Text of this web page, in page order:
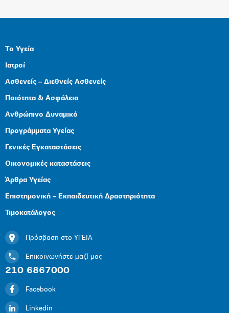
Το Υγεία
Ιατροί
Ασθενείς – Διεθνείς Ασθενείς
Ποιότητα & Ασφάλεια
Ανθρώπινο Δυναμικό
Προγράμματα Υγείας
Γενικές Εγκαταστάσεις
Οικονομικές καταστάσεις
Άρθρα Υγείας
Επιστημονική – Εκπαιδευτική Δραστηριότητα
Τιμοκατάλογος
Πρόσβαση στο ΥΓΕΙΑ
Επικοινωνήστε μαζί μας
210 6867000
Facebook
Linkedin